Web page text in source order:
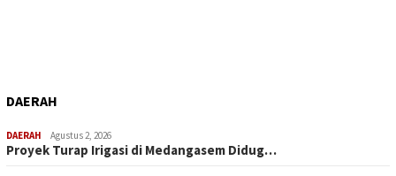
DAERAH
DAERAH Agustus 2, 2026
Proyek Turap Irigasi di Medangasem Didug…